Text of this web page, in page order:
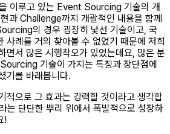
이루고 있는 Event Sourcing 기술의 개
과 Challenge까지 개괄적인 내용을 함께
의 경우 굉장히 낯선 기술이고, 국
사례를 거의 찾아볼 수 없었기 때문에 저희
면서 많은 시행착오가 있었는데요, 많은 분
기술이 가지는 특징과 장단점에
기를 바래봅니다.
적으로 그 효과는 강력할 것이라고 생각합
단단한 뿌리 위에서 폭발적으로 성장하
!